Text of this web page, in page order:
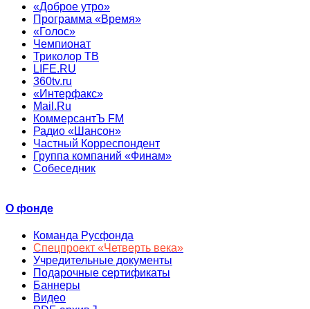
«Доброе утро»
Программа «Время»
«Голос»
Чемпионат
Триколор ТВ
LIFE.RU
360tv.ru
«Интерфакс»
Mail.Ru
КоммерсантЪ FM
Радио «Шансон»
Частный Корреспондент
Группа компаний «Финам»
Собеседник
О фонде
Команда Русфонда
Спецпроект «Четверть века»
Учредительные документы
Подарочные сертификаты
Баннеры
Видео